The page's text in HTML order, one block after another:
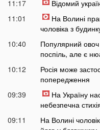
11:17
Відомий
11:01
На Волині
чоловіка з
10:40
Популярний
поспіль, але є
10:12
Росія може
попередження
09:39
На Україну
небезпечна
09:11
На Волині